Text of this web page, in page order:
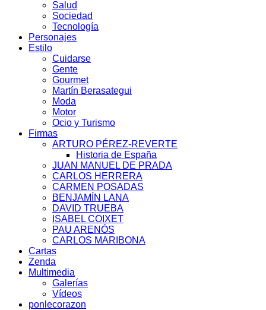
Salud
Sociedad
Tecnología
Personajes
Estilo
Cuidarse
Gente
Gourmet
Martín Berasategui
Moda
Motor
Ocio y Turismo
Firmas
ARTURO PÉREZ-REVERTE
Historia de España
JUAN MANUEL DE PRADA
CARLOS HERRERA
CARMEN POSADAS
BENJAMÍN LANA
DAVID TRUEBA
ISABEL COIXET
PAU ARENÓS
CARLOS MARIBONA
Cartas
Zenda
Multimedia
Galerías
Vídeos
ponlecorazon